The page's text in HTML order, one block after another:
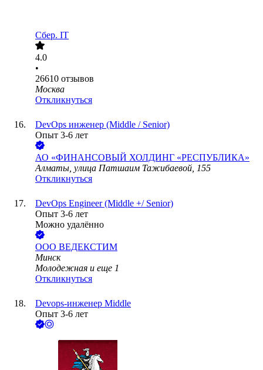
Сбер. IT
4.0
•
26610 отзывов
Москва
Откликнуться
DevOps инженер (Middle / Senior)
Опыт 3-6 лет
АО «ФИНАНСОВЫЙ ХОЛДИНГ «РЕСПУБЛИКА»
Алматы, улица Патшаим Тажибаевой, 155
Откликнуться
DevOps Engineer (Middle +/ Senior)
Опыт 3-6 лет
Можно удалённо
ООО ВЕДЕКСТИМ
Минск
Молодежная и еще 1
Откликнуться
Devops-инженер Middle
Опыт 3-6 лет